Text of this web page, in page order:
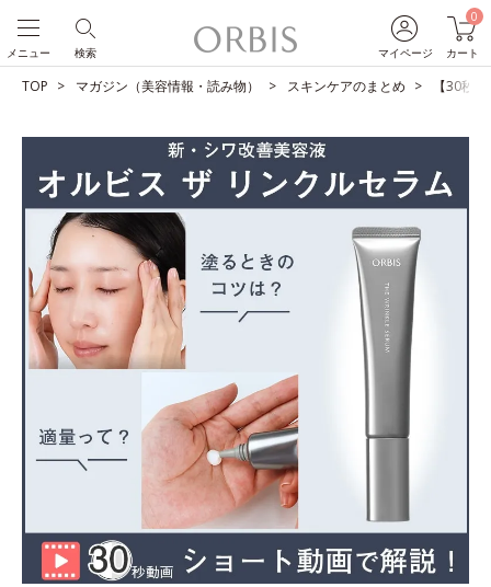
マイページ
0
カート
検索
メニュー
TOP マガジン（美容情報・読み物） スキンケアのまとめ 【30秒